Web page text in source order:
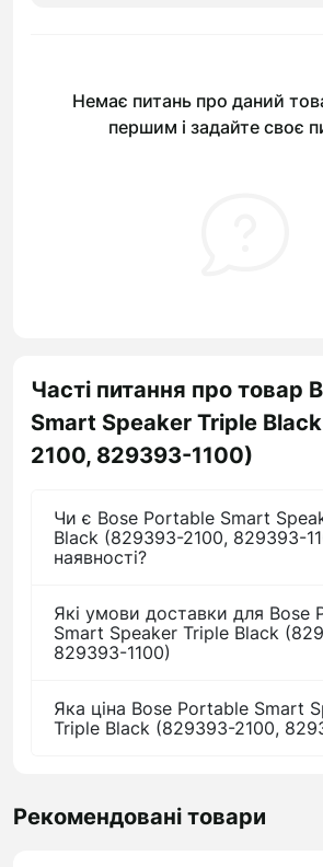
Немає питань про даний
першим і задайте своє
Часті питання про товар
Smart Speaker Triple
2100, 829393-1100)
Чи є Bose Portable Smart
Black (829393-2100, 829393-
наявності?
Які умови доставки для Bose
Smart Speaker Triple Black
829393-1100)
Яка ціна Bose Portable Smart
Triple Black (829393-2100,
Рекомендовані товари